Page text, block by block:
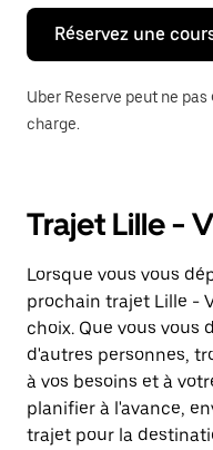
Échap
pour
fermer
calendrier.
Réservez une
Uber Reserve peut ne
charge.
Trajet Lille -
Lorsque vous vous
prochain trajet Lille -
choix. Que vous vous
d'autres personnes,
à vos besoins et à
planifier à l'avance,
trajet pour la